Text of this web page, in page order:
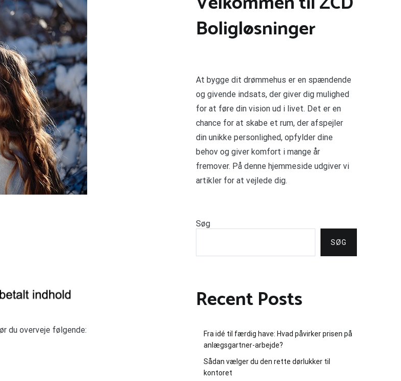
du overveje følgende:
Boligløsninger
At bygge dit drømmehus er en spændende
og givende indsats, der giver dig mulighed
for at føre din vision ud i livet. Det er en
chance for at skabe et rum, der afspejler
din unikke personlighed, opfylder dine
behov og giver komfort i mange år
fremover. På denne hjemmeside udgiver vi
artikler for at vejlede dig.
Søg
SØG
Recent Posts
Fra idé til færdig have: Hvad påvirker prisen på
anlægsgartner-arbejde?
Sådan vælger du den rette dørlukker til
kontoret